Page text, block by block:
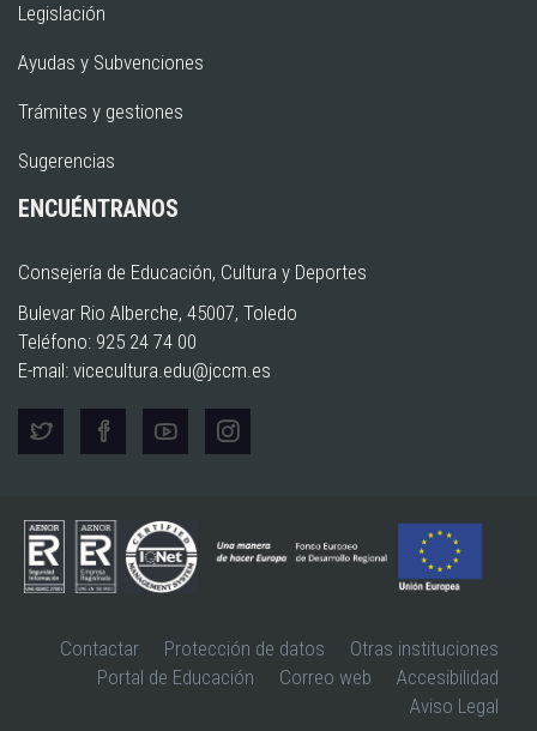
Legislación
Ayudas y Subvenciones
Trámites y gestiones
Sugerencias
ENCUÉNTRANOS
Consejería de Educación, Cultura y Deportes
Bulevar Rio Alberche, 45007, Toledo
Teléfono: 925 24 74 00
E-mail: vicecultura.edu@jccm.es
Contactar Protección de datos
Otras instituciones
Portal de Educación
Correo web
Accesibilidad
Aviso Legal